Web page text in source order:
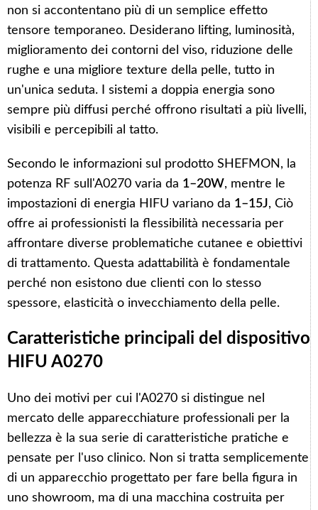
non si accontentano più di un semplice effetto
tensore temporaneo. Desiderano lifting, luminosità,
miglioramento dei contorni del viso, riduzione delle
rughe e una migliore texture della pelle, tutto in
un'unica seduta. I sistemi a doppia energia sono
sempre più diffusi perché offrono risultati a più livelli,
visibili e percepibili al tatto.
Secondo le informazioni sul prodotto SHEFMON, la
potenza RF sull'A0270 varia da 1–20W, mentre le
impostazioni di energia HIFU variano da 1–15J, Ciò
offre ai professionisti la flessibilità necessaria per
affrontare diverse problematiche cutanee e obiettivi
di trattamento. Questa adattabilità è fondamentale
perché non esistono due clienti con lo stesso
spessore, elasticità o invecchiamento della pelle.
Caratteristiche principali del dispositivo
HIFU A0270
Uno dei motivi per cui l'A0270 si distingue nel
mercato delle apparecchiature professionali per la
bellezza è la sua serie di caratteristiche pratiche e
pensate per l'uso clinico. Non si tratta semplicemente
di un apparecchio progettato per fare bella figura in
uno showroom, ma di una macchina costruita per